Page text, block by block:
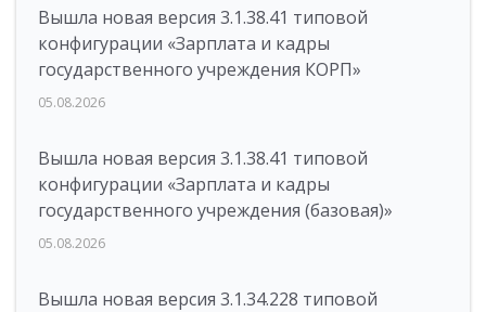
Вышла новая версия 3.1.38.41 типовой
конфигурации «Зарплата и кадры
государственного учреждения КОРП»
05.08.2026
Вышла новая версия 3.1.38.41 типовой
конфигурации «Зарплата и кадры
государственного учреждения (базовая)»
05.08.2026
Вышла новая версия 3.1.34.228 типовой